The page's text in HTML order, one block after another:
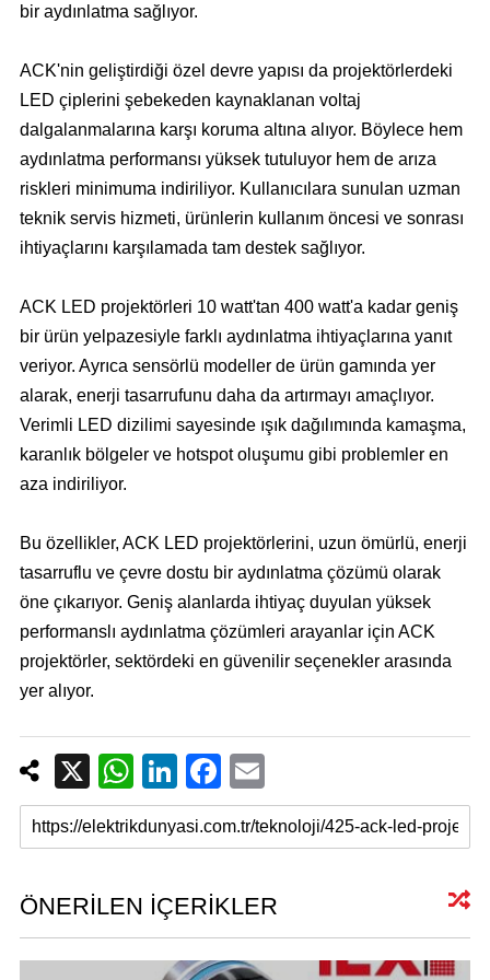
bir aydınlatma sağlıyor.
ACK'nin geliştirdiği özel devre yapısı da projektörlerdeki
LED çiplerini şebekeden kaynaklanan voltaj
dalgalanmalarına karşı koruma altına alıyor. Böylece hem
aydınlatma performansı yüksek tutuluyor hem de arıza
riskleri minimuma indiriliyor. Kullanıcılara sunulan uzman
teknik servis hizmeti, ürünlerin kullanım öncesi ve sonrası
ihtiyaçlarını karşılamada tam destek sağlıyor.
ACK LED projektörleri 10 watt'tan 400 watt'a kadar geniş
bir ürün yelpazesiyle farklı aydınlatma ihtiyaçlarına yanıt
veriyor. Ayrıca sensörlü modeller de ürün gamında yer
alarak, enerji tasarrufunu daha da artırmayı amaçlıyor.
Verimli LED dizilimi sayesinde ışık dağılımında kamaşma,
karanlık bölgeler ve hotspot oluşumu gibi problemler en
aza indiriliyor.
Bu özellikler, ACK LED projektörlerini, uzun ömürlü, enerji
tasarruflu ve çevre dostu bir aydınlatma çözümü olarak
öne çıkarıyor. Geniş alanlarda ihtiyaç duyulan yüksek
performanslı aydınlatma çözümleri arayanlar için ACK
projektörler, sektördeki en güvenilir seçenekler arasında
yer alıyor.
X
W
h
at
A
p
Li
n
k
dI
n
F
a
c
b
o
m
ail
ÖNERİLEN İÇERİKLER